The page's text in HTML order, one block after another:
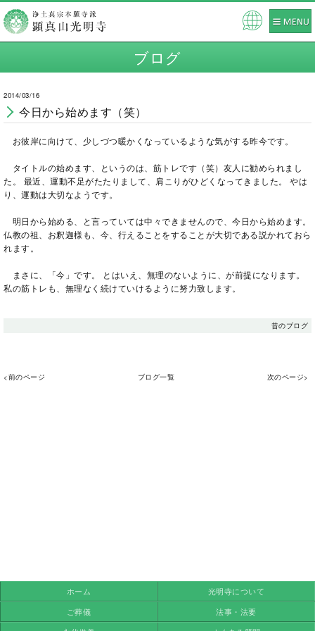
ブログ
2014/03/16
今日から始めます（笑）
お彼岸に向けて、少しづつ暖かくなっているような気がする昨今です。
タイトルの始めます、というのは、筋トレです（笑）友人に勧められまし
た。 最近、運動不足がたたりまして、肩こりがひどくなってきました。 やは
り、運動は大切なようです。
明日から始める、と言っていては中々できませんので、今日から始めます。
仏教の祖、お釈迦様も、今、行えることをすることが大切である説かれておら
れます。
まさに、「今」です。 とはいえ、無理のないように、が前提になります。
私の筋トレも、無理なく続けていけるように努力致します。
昔のブログ
<前のページ ブログ一覧 次のページ>
ホーム
光明寺について
ご葬儀
法事・法要